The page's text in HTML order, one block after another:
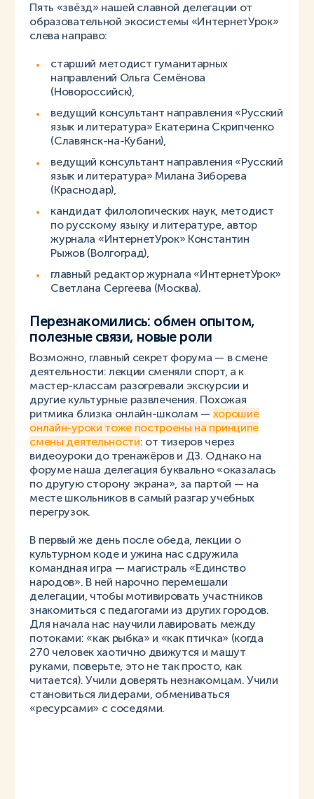
Пять «звёзд» нашей славной делегации от
образовательной экосистемы «ИнтернетУрок»
слева направо:
старший методист гуманитарных
направлений Ольга Семёнова
(Новороссийск),
ведущий консультант направления «Русский
язык и литература» Екатерина Скрипченко
(Славянск-на-Кубани),
ведущий консультант направления «Русский
язык и литература» Милана Зиборева
(Краснодар),
кандидат филологических наук, методист
по русскому языку и литературе, автор
журнала «ИнтернетУрок» Константин
Рыжов (Волгоград),
главный редактор журнала «ИнтернетУрок»
Светлана Сергеева (Москва).
Перезнакомились: обмен опытом,
полезные связи, новые роли
Возможно, главный секрет форума — в смене
деятельности: лекции сменяли спорт, а к
мастер-классам разогревали экскурсии и
другие культурные развлечения. Похожая
ритмика близка онлайн-школам — хорошие
онлайн-уроки тоже построены на принципе
смены деятельности: от тизеров через
видеоуроки до тренажёров и ДЗ. Однако на
форуме наша делегация буквально «оказалась
по другую сторону экрана», за партой — на
месте школьников в самый разгар учебных
перегрузок.
В первый же день после обеда, лекции о
культурном коде и ужина нас сдружила
командная игра — магистраль «Единство
народов». В ней нарочно перемешали
делегации, чтобы мотивировать участников
знакомиться с педагогами из других городов.
Для начала нас научили лавировать между
потоками: «как рыбка» и «как птичка» (когда
270 человек хаотично движутся и машут
руками, поверьте, это не так просто, как
читается). Учили доверять незнакомцам. Учили
становиться лидерами, обмениваться
«ресурсами» с соседями.